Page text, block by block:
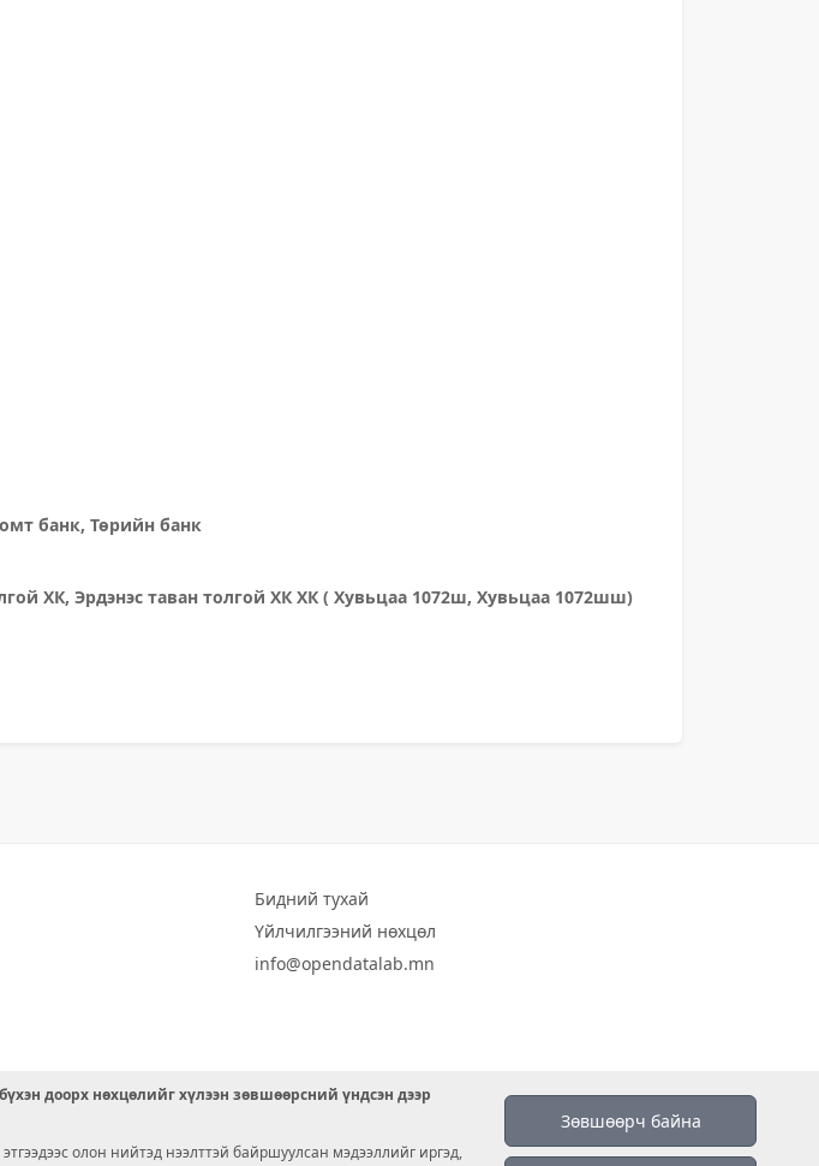
банк, Төрийн банк
ХК, Эрдэнэс таван толгой ХК ХК ( Хувьцаа 1072ш, Хувьцаа 1072шш)
Бидний тухай
Үйлчилгээний нөхцөл
info@opendatalab.mn
Зөвшөөрч байна
доорх нөхцөлийг хүлээн зөвшөөрсний үндсэн дээр
олон нийтэд нээлттэй байршуулсан мэдээллийг иргэд,